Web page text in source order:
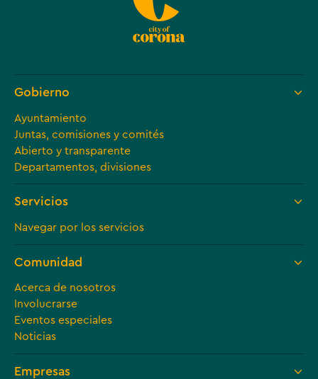
Gobierno
Ayuntamiento
Juntas, comisiones y comités
Abierto y transparente
Departamentos, divisiones
Servicios
Navegar por los servicios
Comunidad
Acerca de nosotros
Involucrarse
Eventos especiales
Noticias
Empresas